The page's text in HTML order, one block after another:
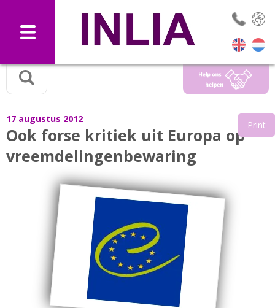
17 augustus 2012
Ook forse kritiek uit Europa op
vreemdelingenbewaring
Print